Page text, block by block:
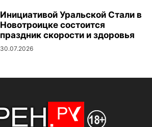
Инициативой Уральской Стали в
Новотроицке состоится
праздник скорости и здоровья
30.07.2026